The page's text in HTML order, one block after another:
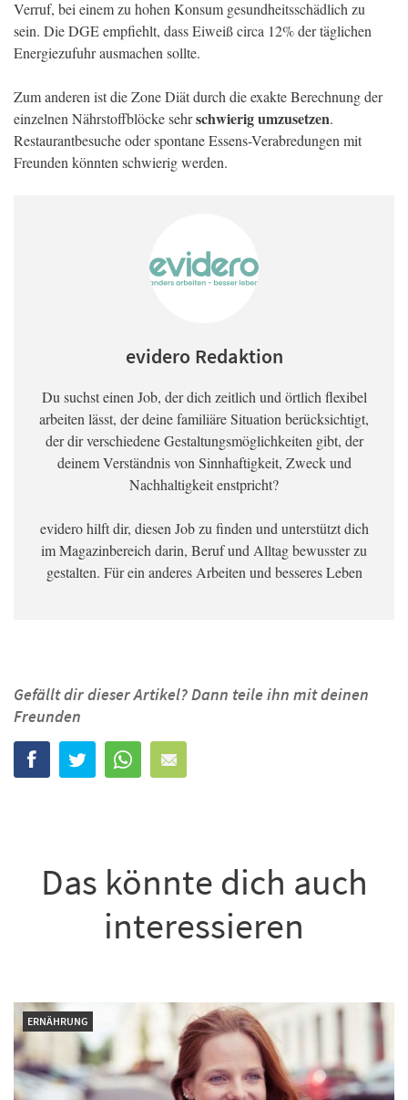
Verruf, bei einem zu hohen Konsum gesundheitsschädlich zu
sein. Die DGE empfiehlt, dass Eiweiß circa 12% der täglichen
Energiezufuhr ausmachen sollte.
Zum anderen ist die Zone Diät durch die exakte Berechnung der
einzelnen Nährstoffblöcke sehrschwierig umzusetzen.
Restaurantbesuche oder spontane Essens-Verabredungen mit
Freunden könnten schwierig werden.
evidero Redaktion
Du suchst einen Job, der dich zeitlich und örtlich flexibel
arbeiten lässt, der deine familiäre Situation berücksichtigt,
der dir verschiedene Gestaltungsmöglichkeiten gibt, der
deinem Verständnis von Sinnhaftigkeit, Zweck und
Nachhaltigkeit enstpricht?
evidero hilft dir, diesen Job zu finden und unterstützt dich
im Magazinbereich darin, Beruf und Alltag bewusster zu
gestalten. Für ein anderes Arbeiten und besseres Leben
Gefällt dir dieser Artikel? Dann teile ihn mit deinen
Freunden
Das könnte dich auch
interessieren
ERNÄHRUNG